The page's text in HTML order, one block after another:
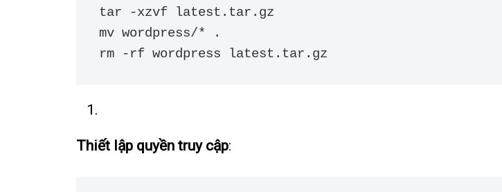
tar -xzvf latest.tar.gz
mv wordpress/* .
rm -rf wordpress latest.tar.gz
Thiết lập quyền truy cập: